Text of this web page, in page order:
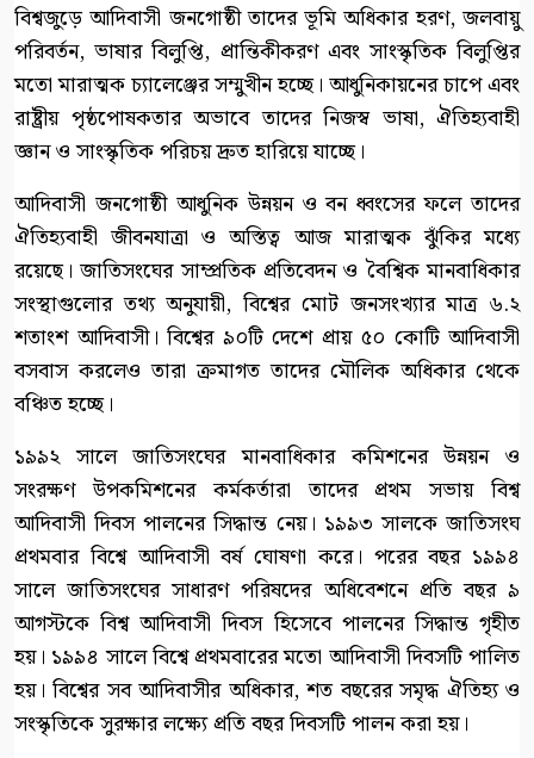
বিশ্বজুড়ে আদিবাসী জনগোষ্ঠী তাদের ভূমি অধিকার হরণ, জলবায়ু
পরিবর্তন, ভাষার বিলুপ্তি, প্রান্তিকীকরণ এবং সাংস্কৃতিক বিলুপ্তির
মতো মারাত্মক চ্যালেঞ্জের সম্মুখীন হচ্ছে। আধুনিকায়নের চাপে এবং
রাষ্ট্রীয় পৃষ্ঠপোষকতার অভাবে তাদের নিজস্ব ভাষা, ঐতিহ্যবাহী
জ্ঞান ও সাংস্কৃতিক পরিচয় দ্রুত হারিয়ে যাচ্ছে।
আদিবাসী জনগোষ্ঠী আধুনিক উন্নয়ন ও বন ধ্বংসের ফলে তাদের
ঐতিহ্যবাহী জীবনযাত্রা ও অস্তিত্ব আজ মারাত্মক ঝুঁকির মধ্যে
রয়েছে। জাতিসংঘের সাম্প্রতিক প্রতিবেদন ও বৈশ্বিক মানবাধিকার
সংস্থাগুলোর তথ্য অনুযায়ী, বিশ্বের মোট জনসংখ্যার মাত্র ৬.২
শতাংশ আদিবাসী। বিশ্বের ৯০টি দেশে প্রায় ৫০ কোটি আদিবাসী
বসবাস করলেও তারা ক্রমাগত তাদের মৌলিক অধিকার থেকে
বঞ্চিত হচ্ছে।
১৯৯২ সালে জাতিসংঘের মানবাধিকার কমিশনের উন্নয়ন ও
সংরক্ষণ উপকমিশনের কর্মকর্তারা তাদের প্রথম সভায় বিশ্ব
আদিবাসী দিবস পালনের সিদ্ধান্ত নেয়। ১৯৯৩ সালকে জাতিসংঘ
প্রথমবার বিশ্বে আদিবাসী বর্ষ ঘোষণা করে। পরের বছর ১৯৯৪
সালে জাতিসংঘের সাধারণ পরিষদের অধিবেশনে প্রতি বছর ৯
আগস্টকে বিশ্ব আদিবাসী দিবস হিসেবে পালনের সিদ্ধান্ত গৃহীত
হয়। ১৯৯৪ সালে বিশ্বে প্রথমবারের মতো আদিবাসী দিবসটি পালিত
হয়। বিশ্বের সব আদিবাসীর অধিকার, শত বছরের সমৃদ্ধ ঐতিহ্য ও
সংস্কৃতিকে সুরক্ষার লক্ষ্যে প্রতি বছর দিবসটি পালন করা হয়।